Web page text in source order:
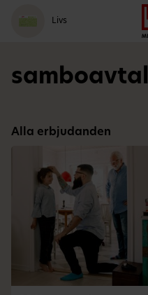
Livs
samboavtal
Alla erbjudanden